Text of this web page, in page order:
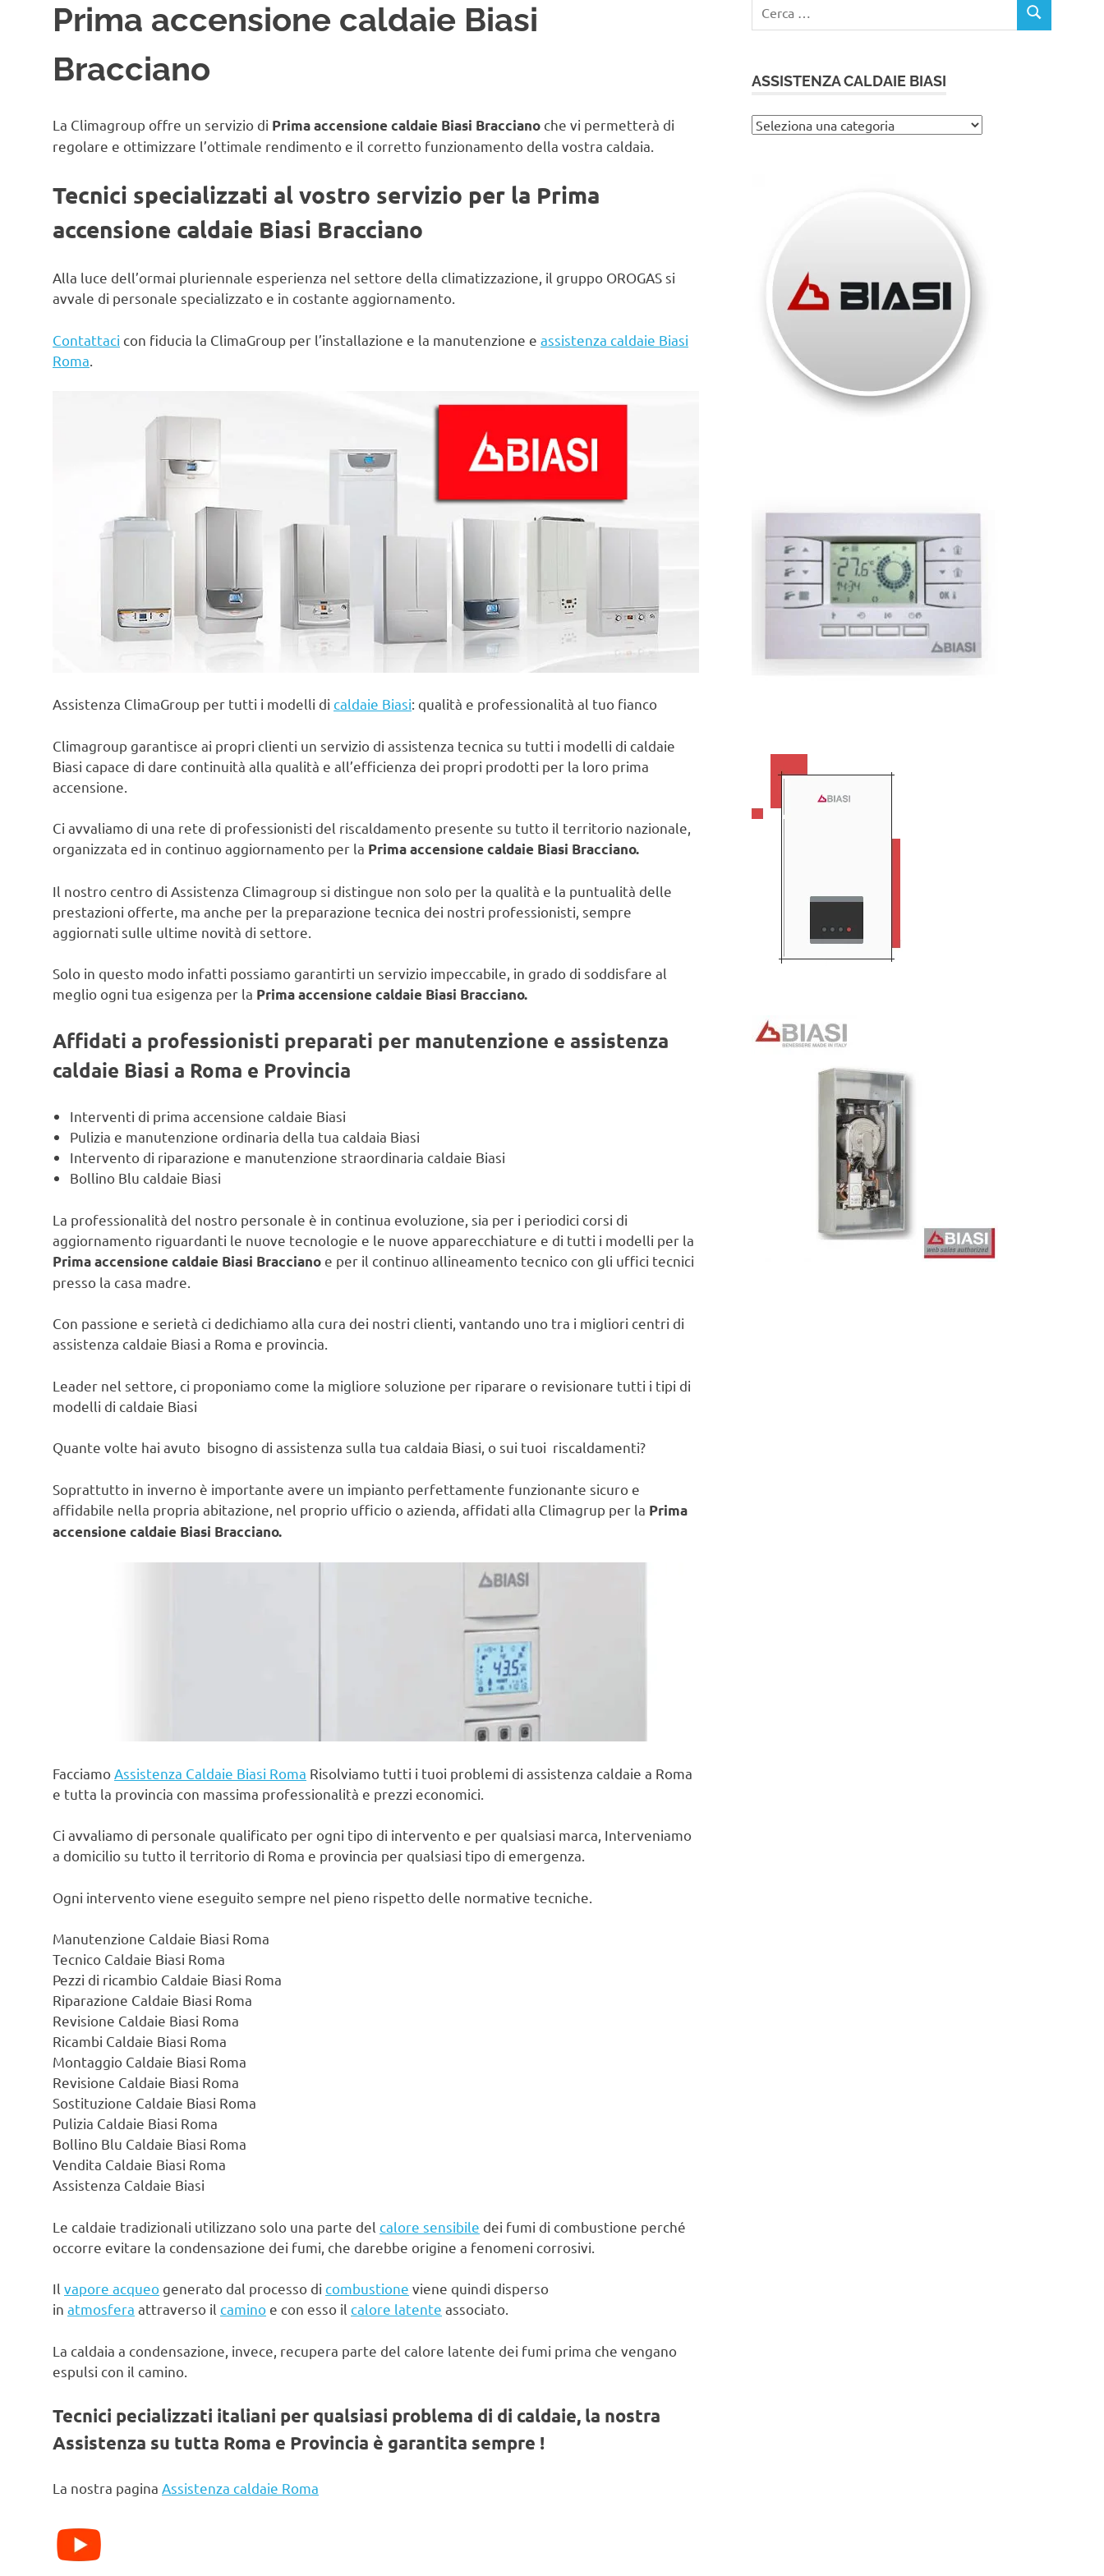
Prima accensione caldaie Biasi
Bracciano
La Climagroup offre un servizio di Prima accensione caldaie Biasi Bracciano che vi permetterà di
regolare e ottimizzare l’ottimale rendimento e il corretto funzionamento della vostra caldaia.
Tecnici specializzati al vostro servizio per la Prima
accensione caldaie Biasi Bracciano
Alla luce dell’ormai pluriennale esperienza nel settore della climatizzazione, il gruppo OROGAS si
avvale di personale specializzato e in costante aggiornamento.
Contattaci con fiducia la ClimaGroup per l’installazione e la manutenzione e assistenza caldaie Biasi
Roma
Assistenza ClimaGroup per tutti i modelli di caldaie Biasi: qualità e professionalità al tuo fianco
Climagroup garantisce ai propri clienti un servizio di assistenza tecnica su tutti i modelli di caldaie
Biasi capace di dare continuità alla qualità e all’efficienza dei propri prodotti per la loro prima
accensione.
Ci avvaliamo di una rete di professionisti del riscaldamento presente su tutto il territorio nazionale,
organizzata ed in continuo aggiornamento per la Prima accensione caldaie Biasi Bracciano.
Il nostro centro di Assistenza Climagroup si distingue non solo per la qualità e la puntualità delle
prestazioni offerte, ma anche per la preparazione tecnica dei nostri professionisti, sempre
aggiornati sulle ultime novità di settore.
Solo in questo modo infatti possiamo garantirti un servizio impeccabile, in grado di soddisfare al
meglio ogni tua esigenza per la Prima accensione caldaie Biasi Bracciano.
Affidati a professionisti preparati per manutenzione e assistenza
caldaie Biasi a Roma e Provincia
Interventi di prima accensione caldaie Biasi
Pulizia e manutenzione ordinaria della tua caldaia Biasi
Intervento di riparazione e manutenzione straordinaria caldaie Biasi
Bollino Blu caldaie Biasi
La professionalità del nostro personale è in continua evoluzione, sia per i periodici corsi di
aggiornamento riguardanti le nuove tecnologie e le nuove apparecchiature e di tutti i modelli per la
Prima accensione caldaie Biasi Bracciano e per il continuo allineamento tecnico con gli uffici tecnici
presso la casa madre.
Con passione e serietà ci dedichiamo alla cura dei nostri clienti, vantando uno tra i migliori centri di
assistenza caldaie Biasi a Roma e provincia.
Leader nel settore, ci proponiamo come la migliore soluzione per riparare o revisionare tutti i tipi di
modelli di caldaie Biasi
Quante volte hai avuto bisogno di assistenza sulla tua caldaia Biasi, o sui tuoi riscaldamenti?
Soprattutto in inverno è importante avere un impianto perfettamente funzionante sicuro e
affidabile nella propria abitazione, nel proprio ufficio o azienda, affidati alla Climagrup per la Prima
accensione caldaie Biasi Bracciano.
Facciamo Assistenza Caldaie Biasi Roma Risolviamo tutti i tuoi problemi di assistenza caldaie a Roma
e tutta la provincia con massima professionalità e prezzi economici.
Ci avvaliamo di personale qualificato per ogni tipo di intervento e per qualsiasi marca, Interveniamo
a domicilio su tutto il territorio di Roma e provincia per qualsiasi tipo di emergenza.
Ogni intervento viene eseguito sempre nel pieno rispetto delle normative tecniche.
Manutenzione Caldaie Biasi Roma
Tecnico Caldaie Biasi Roma
Pezzi di ricambio Caldaie Biasi Roma
Riparazione Caldaie Biasi Roma
Revisione Caldaie Biasi Roma
Ricambi Caldaie Biasi Roma
Montaggio Caldaie Biasi Roma
Revisione Caldaie Biasi Roma
Sostituzione Caldaie Biasi Roma
Pulizia Caldaie Biasi Roma
Bollino Blu Caldaie Biasi Roma
Vendita Caldaie Biasi Roma
Assistenza Caldaie Biasi
Le caldaie tradizionali utilizzano solo una parte del calore sensibile dei fumi di combustione perché
occorre evitare la condensazione dei fumi, che darebbe origine a fenomeni corrosivi.
Il vapore acqueo generato dal processo di combustione viene quindi disperso
in atmosfera attraverso il camino e con esso il calore latente associato.
La caldaia a condensazione, invece, recupera parte del calore latente dei fumi prima che vengano
espulsi con il camino.
Tecnici pecializzati italiani per qualsiasi problema di di caldaie, la nostra
Assistenza su tutta Roma e Provincia è garantita sempre !
La nostra pagina Assistenza caldaie Roma
per:
CERCA
ASSISTENZA CALDAIE BIASI
Assistenza